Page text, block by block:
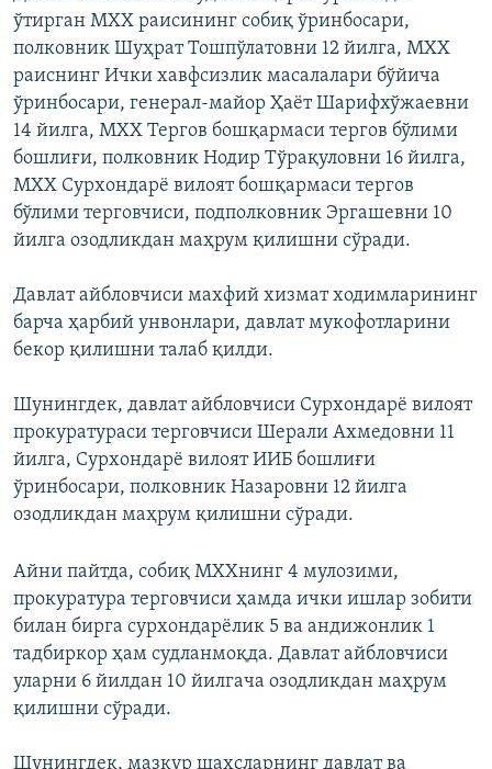
ўтирган МХХ раисининг собиқ ўринбосари,
полковник Шуҳрат Тошпўлатовни 12 йилга, МХХ
раиснинг Ички хавфсизлик масалалари бўйича
ўринбосари, генерал-майор Ҳаёт Шарифхўжаевни
14 йилга, МХХ Тергов бошқармаси тергов бўлими
бошлиғи, полковник Нодир Тўрақуловни 16 йилга,
МХХ Сурхондарё вилоят бошқармаси тергов
бўлими терговчиси, подполковник Эргашевни 10
йилга озодликдан маҳрум қилишни сўради.
Давлат айбловчиси махфий хизмат ходимларининг
барча ҳарбий унвонлари, давлат мукофотларини
бекор қилишни талаб қилди.
Шунингдек, давлат айбловчиси Сурхондарё вилоят
прокуратураси терговчиси Шерали Ахмедовни 11
йилга, Сурхондарё вилоят ИИБ бошлиғи
ўринбосари, полковник Назаровни 12 йилга
озодликдан маҳрум қилишни сўради.
Айни пайтда, собиқ МХХнинг 4 мулозими,
прокуратура терговчиси ҳамда ички ишлар зобити
билан бирга сурхондарёлик 5 ва андижонлик 1
тадбиркор ҳам судланмоқда. Давлат айбловчиси
уларни 6 йилдан 10 йилгача озодликдан маҳрум
қилишни сўради.
Шунингдек, мазкур шахсларнинг давлат ва